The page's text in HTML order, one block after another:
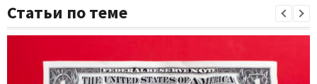
Статьи по теме